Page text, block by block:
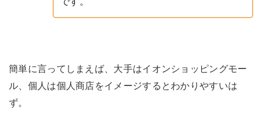
簡単に言ってしまえば、大手はイオンショッピングモー
ル、個人は個人商店をイメージするとわかりやすいは
ず。